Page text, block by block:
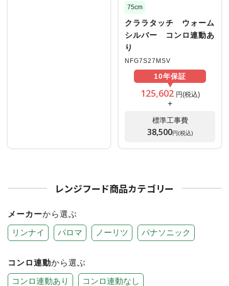
75cm
クララタッチ ウォーム
シルバー コンロ連動あ
り
NFG7S27MSV
10年保証
125,602円(税込)
+
標準工事費
38,500円(税込)
レンジフード商品カテゴリー
メーカーから選ぶ
リンナイ パロマ ノーリツ パナソニック
コンロ連動から選ぶ
コンロ連動あり コンロ連動なし